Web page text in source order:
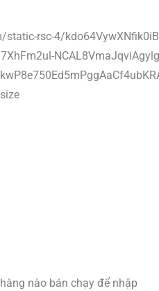
nào bán chạy để nhập